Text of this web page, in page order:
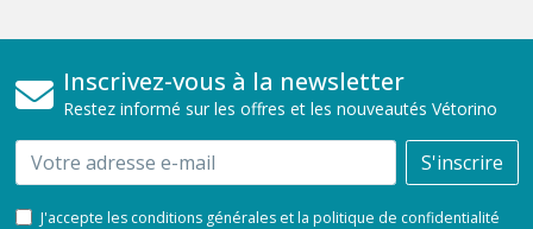
Inscrivez-vous à la newsletter
Restez informé sur les offres et les nouveautés Vétorino
Email S'inscrire
J'accepte les conditions générales et la politique de confidentialité